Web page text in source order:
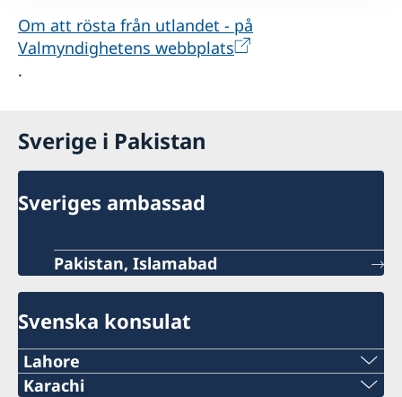
Om att rösta från utlandet - på
Valmyndighetens webbplats
.
Sverige i Pakistan
Sveriges ambassad
Pakistan, Islamabad
Svenska konsulat
Lahore
Tel:
Karachi